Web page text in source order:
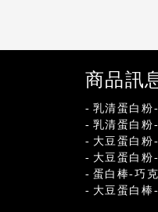
商品訊
乳清蛋白粉
乳清蛋白粉
大豆蛋白粉
大豆蛋白粉
蛋白棒-巧
大豆蛋白